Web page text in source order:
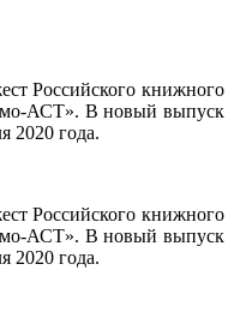
Российского книжного
АСТ». В новый выпуск
2020 года.
Российского книжного
АСТ». В новый выпуск
2020 года.